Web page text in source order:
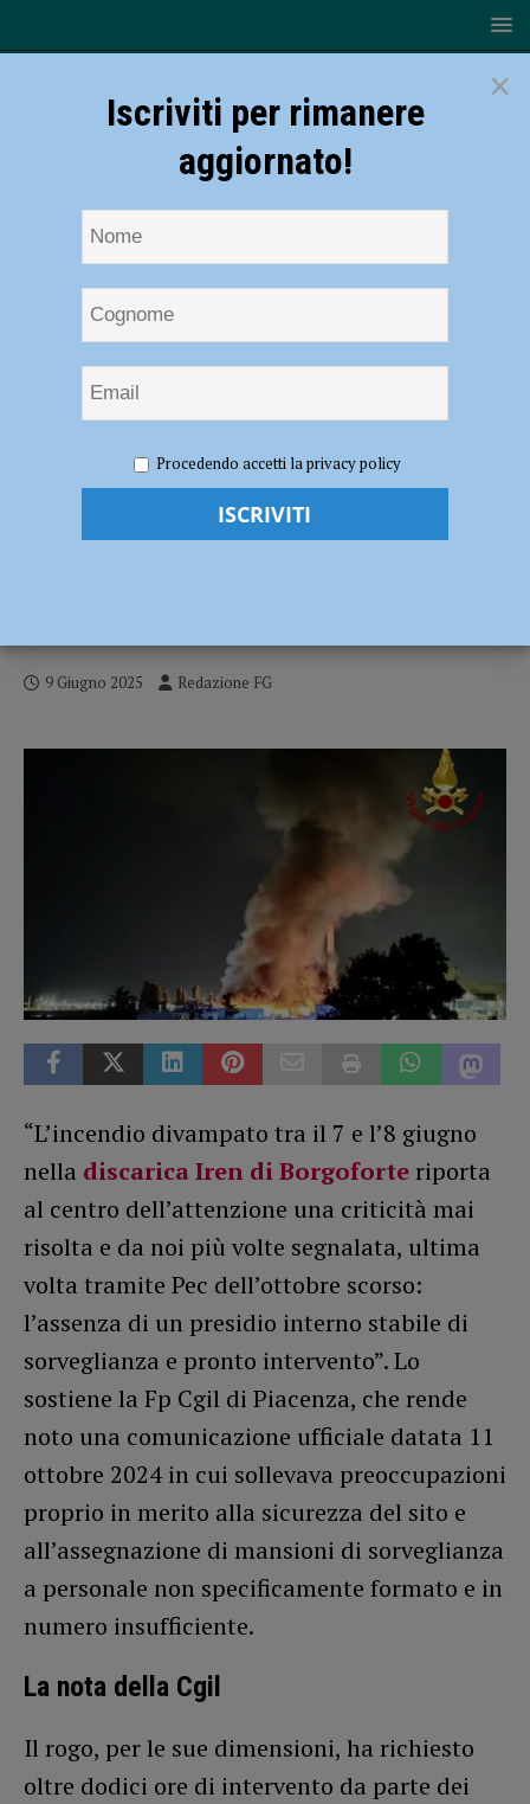
Borgoforte, Cgil: “Segnalazioni inascoltate, manca un presidio interno
antincendio. Si investa in sicurezza”
Incendio a Borgoforte, Cgil: “Segnalazioni
9 Giugno 2025 Redazione FG
“L’incendio divampato tra il 7 e l’8 giugno
nella discarica Iren di Borgoforte riporta
al centro dell’attenzione una criticità mai
risolta e da noi più volte segnalata, ultima
volta tramite Pec dell’ottobre scorso:
l’assenza di un presidio interno stabile di
sorveglianza e pronto intervento”. Lo
sostiene la Fp Cgil di Piacenza, che rende
noto una comunicazione ufficiale datata 11
ottobre 2024 in cui sollevava preoccupazioni
proprio in merito alla sicurezza del sito e
all’assegnazione di mansioni di sorveglianza
a personale non specificamente formato e in
numero insufficiente.
La nota della Cgil
Il rogo, per le sue dimensioni, ha richiesto
oltre dodici ore di intervento da parte dei
×
Iscriviti per rimanere
aggiornato!
Procedendo accetti la privacy policy